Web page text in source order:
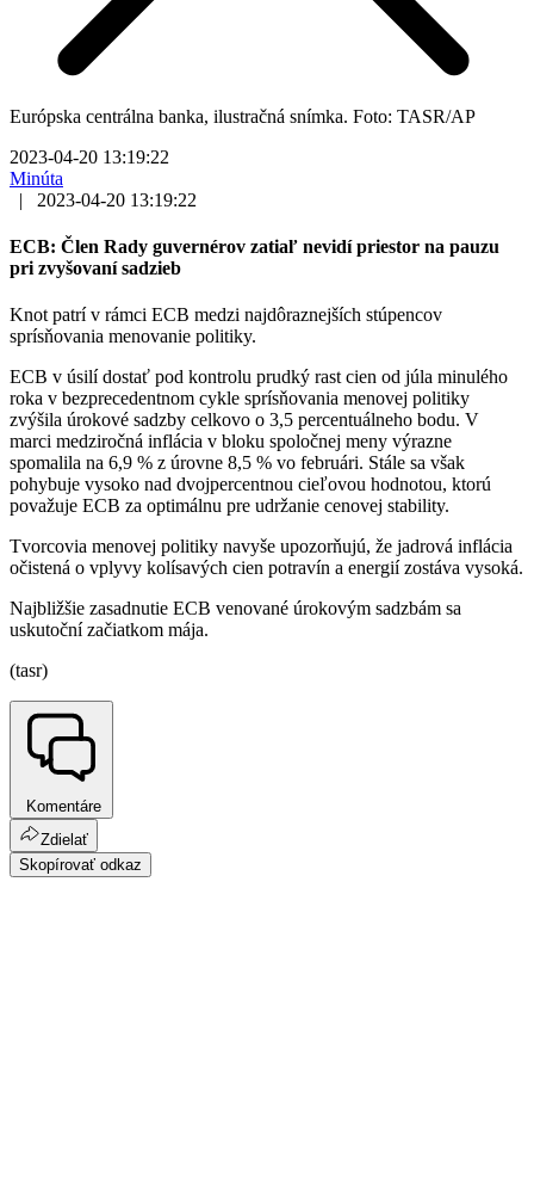
Európska centrálna banka, ilustračná snímka. Foto: TASR/AP
2023-04-20 13:19:22
Minúta
|
2023-04-20 13:19:22
ECB: Člen Rady guvernérov zatiaľ nevidí priestor na pauzu
pri zvyšovaní sadzieb
Knot patrí v rámci ECB medzi najdôraznejších stúpencov
sprísňovania menovanie politiky.
ECB v úsilí dostať pod kontrolu prudký rast cien od júla minulého
roka v bezprecedentnom cykle sprísňovania menovej politiky
zvýšila úrokové sadzby celkovo o 3,5 percentuálneho bodu. V
marci medziročná inflácia v bloku spoločnej meny výrazne
spomalila na 6,9 % z úrovne 8,5 % vo februári. Stále sa však
pohybuje vysoko nad dvojpercentnou cieľovou hodnotou, ktorú
považuje ECB za optimálnu pre udržanie cenovej stability.
Tvorcovia menovej politiky navyše upozorňujú, že jadrová inflácia
očistená o vplyvy kolísavých cien potravín a energií zostáva vysoká.
Najbližšie zasadnutie ECB venované úrokovým sadzbám sa
uskutoční začiatkom mája.
(tasr)
Komentáre
Zdielať
Skopírovať odkaz